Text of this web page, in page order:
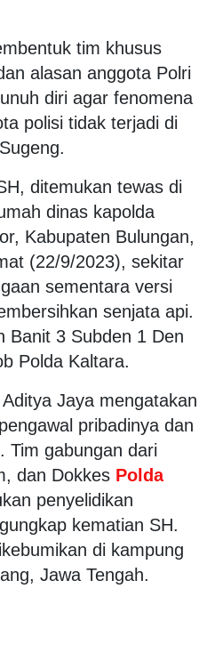
tim khusus
alasan anggota Polri
diri agar fenomena
polisi tidak terjadi di
ditemukan tewas di
dinas kapolda
Kabupaten Bulungan,
(22/9/2023), sekitar
sementara versi
senjata api.
Banit 3 Subden 1 Den
Polda Kaltara.
Jaya mengatakan
pribadinya dan
Tim gabungan dari
dan Dokkes Polda
penyelidikan
kematian SH.
di kampung
Jawa Tengah.